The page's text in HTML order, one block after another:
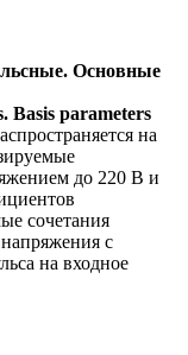
Основные
Basis parameters
на
до 220 В и
сочетания
с
на входное